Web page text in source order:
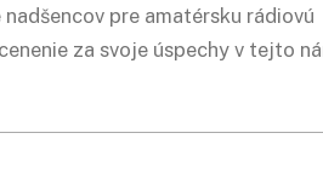
pre amatérsku rádiovú
za svoje úspechy v tejto